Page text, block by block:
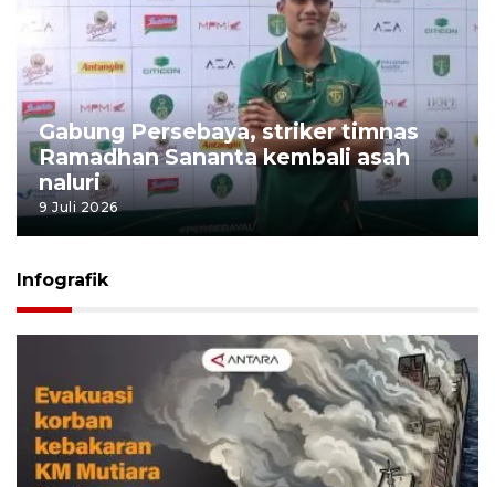
Gabung Persebaya, striker timnas
Ramadhan Sananta kembali asah
naluri
9 Juli 2026
Infografik